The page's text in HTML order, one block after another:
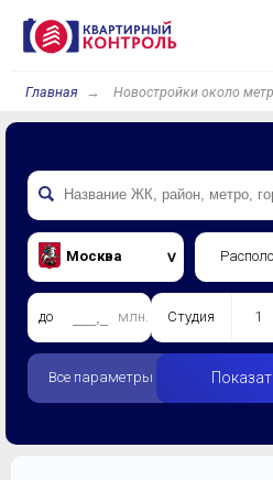
Главная Новостройки около
Москва
до млн. Студия 1
Все параметры